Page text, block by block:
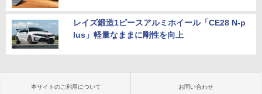
レイズ鍛造1ピースアルミホイール「CE28 N-p
lus」軽量なままに剛性を向上
本サイトのご利用について お問い合わせ